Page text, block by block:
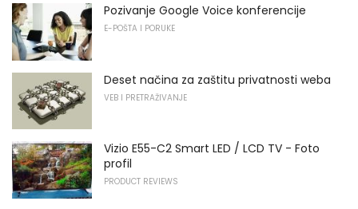
Pozivanje Google Voice konferencije
E-POŠTA I PORUKE
Deset načina za zaštitu privatnosti weba
VEB I PRETRAŽIVANJE
Vizio E55-C2 Smart LED / LCD TV - Foto
profil
PRODUCT REVIEWS